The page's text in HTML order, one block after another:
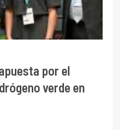
por el
verde en
Ventanas prueba
100% eléctrico para
cátodos al Puerto
minera en mayo de